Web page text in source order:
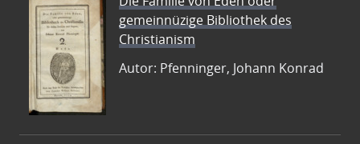
gemeinnüzige Bibliothek des
Christianism
Autor: Pfenninger, Johann Konrad